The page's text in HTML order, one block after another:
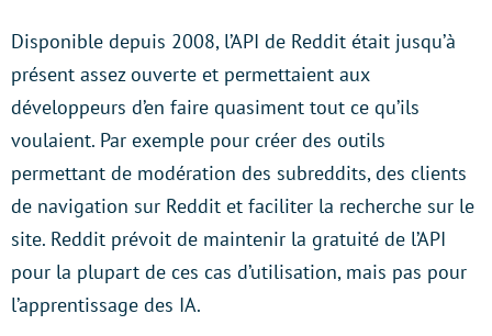
Disponible depuis 2008, l’API de Reddit était jusqu’à
présent assez ouverte et permettaient aux
développeurs d’en faire quasiment tout ce qu’ils
voulaient. Par exemple pour créer des outils
permettant de modération des subreddits, des clients
de navigation sur Reddit et faciliter la recherche sur le
site. Reddit prévoit de maintenir la gratuité de l’API
pour la plupart de ces cas d’utilisation, mais pas pour
l’apprentissage des IA.